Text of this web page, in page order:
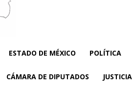
ESTADO DE MÉXICO POLÍTICA
CÁMARA DE DIPUTADOS JUSTICIA